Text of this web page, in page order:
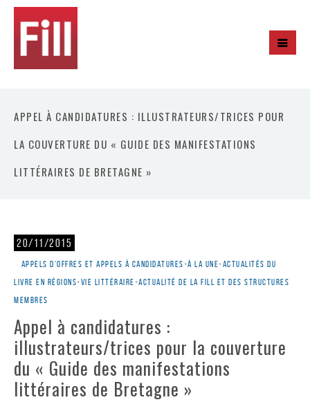
APPEL À CANDIDATURES : ILLUSTRATEURS/TRICES POUR
LA COUVERTURE DU « GUIDE DES MANIFESTATIONS
LITTÉRAIRES DE BRETAGNE »
20/11/2015
Appels d'offres et appels à candidatures •À la une•Actualités du
livre en régions•Vie littéraire •Actualité de la Fill et des structures
membres
Appel à candidatures :
illustrateurs/trices pour la couverture
du « Guide des manifestations
littéraires de Bretagne »